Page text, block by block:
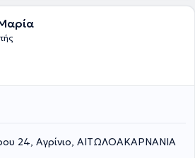
24, Αγρίνιο, ΑΙΤΩΛΟΑΚΑΡΝΑΝΙΑ